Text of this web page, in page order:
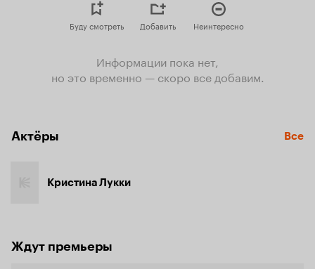
Буду смотреть Добавить Неинтересно
Информации пока нет,
но это временно — скоро все добавим.
Актёры Все
Кристина Лукки
Ждут премьеры